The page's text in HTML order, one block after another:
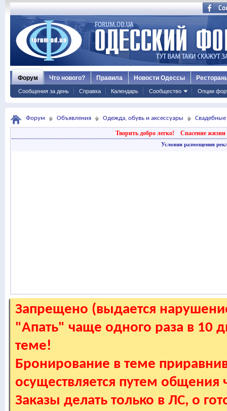
Форум
Сообщения за день Справка Календарь Сообщество Опции
Что нового? Правила Новости Одессы
Форум Объявления Одежда, обувь и аксессуары
Творить добро легко! Спасение жизни
Условия размещения
Запрещено (выдается
"Апать" чаще одного раза в 10
теме!
Бронирование в теме
осуществляется путем
Заказы делать только в ЛС, о